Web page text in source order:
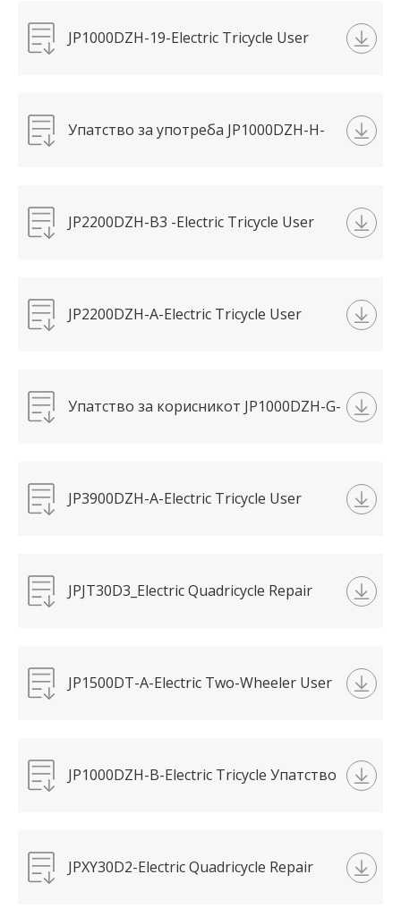
JP1000DZH-19-Electric Tricycle User
Упатство за употреба JP1000DZH-H-
JP2200DZH-B3 -Electric Tricycle User
JP2200DZH-A-Electric Tricycle User
Упатство за корисникот JP1000DZH-G-
JP3900DZH-A-Electric Tricycle User
JPJT30D3_Electric Quadricycle Repair
JP1500DT-A-Electric Two-Wheeler User
JP1000DZH-B-Electric Tricycle Упатство
JPXY30D2-Electric Quadricycle Repair